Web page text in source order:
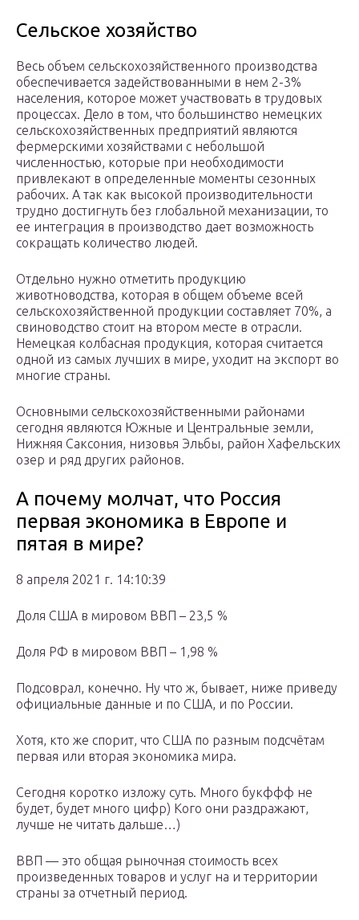
Сельское хозяйство
Весь объем сельскохозяйственного производства
обеспечивается задействованными в нем 2-3%
населения, которое может участвовать в трудовых
процессах. Дело в том, что большинство немецких
сельскохозяйственных предприятий являются
фермерскими хозяйствами с небольшой
численностью, которые при необходимости
привлекают в определенные моменты сезонных
рабочих. А так как высокой производительности
трудно достигнуть без глобальной механизации, то
ее интеграция в производство дает возможность
сокращать количество людей.
Отдельно нужно отметить продукцию
животноводства, которая в общем объеме всей
сельскохозяйственной продукции составляет 70%, а
свиноводство стоит на втором месте в отрасли.
Немецкая колбасная продукция, которая считается
одной из самых лучших в мире, уходит на экспорт во
многие страны.
Основными сельскохозяйственными районами
сегодня являются Южные и Центральные земли,
Нижняя Саксония, низовья Эльбы, район Хафельских
озер и ряд других районов.
А почему молчат, что Россия
первая экономика в Европе и
пятая в мире?
8 апреля 2021 г. 14:10:39
Доля США в мировом ВВП – 23,5 %
Доля РФ в мировом ВВП – 1,98 %
Подсоврал, конечно. Ну что ж, бывает, ниже приведу
официальные данные и по США, и по России.
Хотя, кто же спорит, что США по разным подсчётам
первая или вторая экономика мира.
Сегодня коротко изложу суть. Много букффф не
будет, будет много цифр) Кого они раздражают,
лучше не читать дальше…)
ВВП — это общая рыночная стоимость всех
произведенных товаров и услуг на и территории
страны за отчетный период.